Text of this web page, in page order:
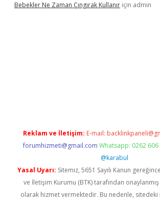
Bebekler Ne Zaman Çıngırak Kullanır için admin
Reklam ve İletişim: E-mail:
forumhizmeti@gmail.com Whatsapp: 0262 606
@karabul
Yasal Uyarı: Sitemiz, 5651 Sayılı Kanun
ve İletişim Kurumu (BTK) tarafından onaylanmış
olarak hizmet vermektedir. Bu nedenle,